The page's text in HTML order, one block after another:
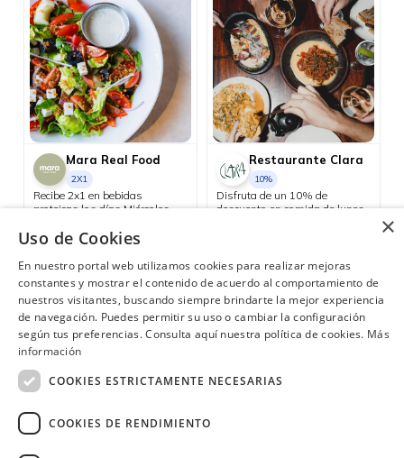
Mara Real Food
2X1
Recibe 2x1 en bebidas
proteicas los días Miércoles.
Restaurante Clara
10%
Disfruta de un 10% de
descuento en comida de lunes
¿Necesitas ayuda? (02) 298 1300
×
Uso de Cookies
En nuestro portal web utilizamos cookies para realizar mejoras
constantes y mostrar el contenido de acuerdo al comportamiento de
nuestros visitantes, buscando siempre brindarte la mejor experiencia
de navegación. Puedes permitir su uso o cambiar la configuración
según tus preferencias. Consulta aquí nuestra política de cookies. Más
información
COOKIES ESTRICTAMENTE NECESARIAS
COOKIES DE RENDIMIENTO